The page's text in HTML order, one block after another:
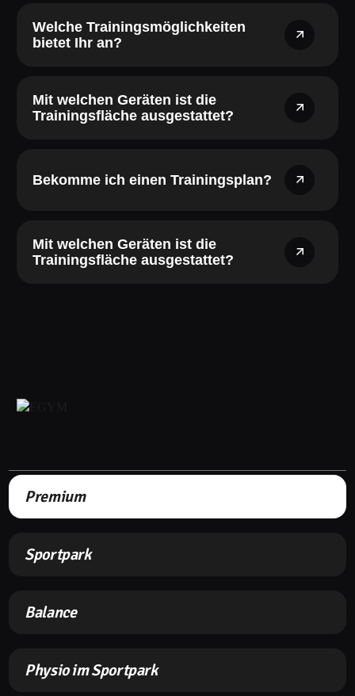
Welche Trainingsmöglichkeiten
bietet Ihr an?
Mit welchen Geräten ist die
Trainingsfläche ausgestattet?
Bekomme ich einen Trainingsplan?
Mit welchen Geräten ist die
Trainingsfläche ausgestattet?
Premium
Sportpark
Balance
Physio im Sportpark